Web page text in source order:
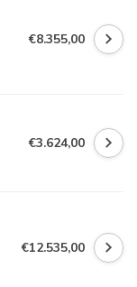
€8.355,00
€3.624,00
€12.535,00